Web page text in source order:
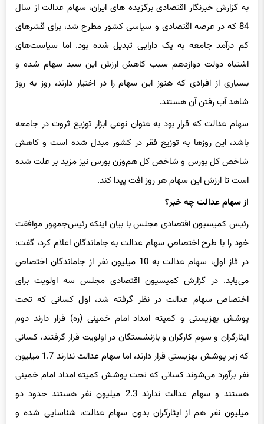
به گزارش خبرنگار اقتصادی برگزیده های ایران، سهام عدالت از سال
84 که در عرصه اقتصادی و سیاسی کشور مطرح شد، برای قشرهای
کم درآمد جامعه به یک دارایی تبدیل شده بود. اما سیاست‌های
اشتباه دولت دوازدهم سبب کاهش ارزش این سبد سهام شده و
بسیاری از افرادی که هنوز این سهام را در اختیار دارند، روز به روز
شاهد آب رفتن آن هستند.
سهام عدالت که قرار بود به عنوان نوعی ابزار توزیع ثروت در جامعه
باشد، این روزها به توزیع فقر در کشور مبدل شده است و کاهش
شاخص کل بورس و شاخص کل هم‌وزن بورس نیز مزید بر علت شده
است تا ارزش این سهام هر روز افت پیدا کند.
از سهام عدالت چه خبر؟
رئیس کمیسیون اقتصادی مجلس با بیان اینکه رئیس‌جمهور موافقت
خود را با طرح اختصاص سهام عدالت به جاماندگان اعلام کرد، گفت:
در فاز اول، سهام عدالت به 10 میلیون نفر از جاماندگان اختصاص
می‌یابد. در گزارش کمیسیون اقتصادی مجلس سه اولویت برای
اختصاص سهام عدالت در نظر گرفته شد، اول کسانی که تحت
پوشش بهزیستی و کمیته امداد امام خمینی (ره) قرار دارند دوم
ایثارگران و سوم کارگران و بازنشستگان در اولویت قرار گرفتند، کسانی
که زیر پوشش بهزیستی قرار دارند، اما سهام عدالت ندارند 1.7 میلیون
نفر برآورد می‌شوند کسانی که تحت پوشش کمیته امداد امام خمینی
هستند و سهام عدالت ندارند 2.3 میلیون نفر هستند حدود دو
میلیون نفر هم از ایثارگران بدون سهام عدالت، شناسایی شده و